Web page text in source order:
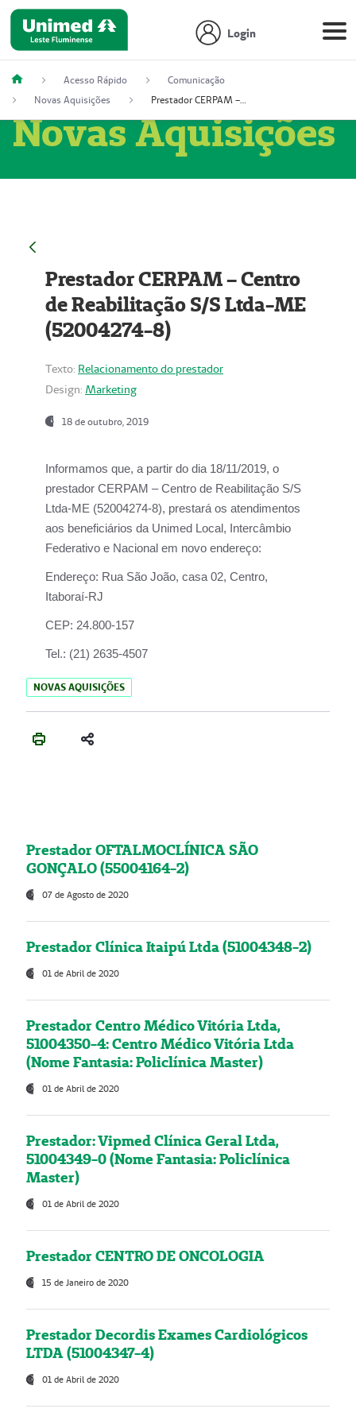
Login
Acesso Rápido
Comunicação
Novas Aquisições
Prestador CERPAM – Centro de Reabilitação S/S Ltda-ME (52004274-8)
Novas Aquisições
Prestador CERPAM – Centro
de Reabilitação S/S Ltda-ME
(52004274-8)
Texto: Relacionamento do prestador
Design: Marketing
18 de outubro, 2019
Informamos que, a partir do dia 18/11/2019, o
prestador CERPAM – Centro de Reabilitação S/S
Ltda-ME (52004274-8), prestará os atendimentos
aos beneficiários da Unimed Local, Intercâmbio
Federativo e Nacional em novo endereço:
Endereço: Rua São João, casa 02, Centro,
Itaboraí-RJ
CEP: 24.800-157
Tel.: (21) 2635-4507
NOVAS AQUISIÇÕES
Prestador OFTALMOCLÍNICA SÃO
GONÇALO (55004164-2)
07 de Agosto de 2020
Prestador Clínica Itaipú Ltda (51004348-2)
01 de Abril de 2020
Prestador Centro Médico Vitória Ltda,
51004350-4: Centro Médico Vitória Ltda
(Nome Fantasia: Policlínica Master)
01 de Abril de 2020
Prestador: Vipmed Clínica Geral Ltda,
51004349-0 (Nome Fantasia: Policlínica
Master)
01 de Abril de 2020
Prestador CENTRO DE ONCOLOGIA
15 de Janeiro de 2020
Prestador Decordis Exames Cardiológicos
LTDA (51004347-4)
01 de Abril de 2020